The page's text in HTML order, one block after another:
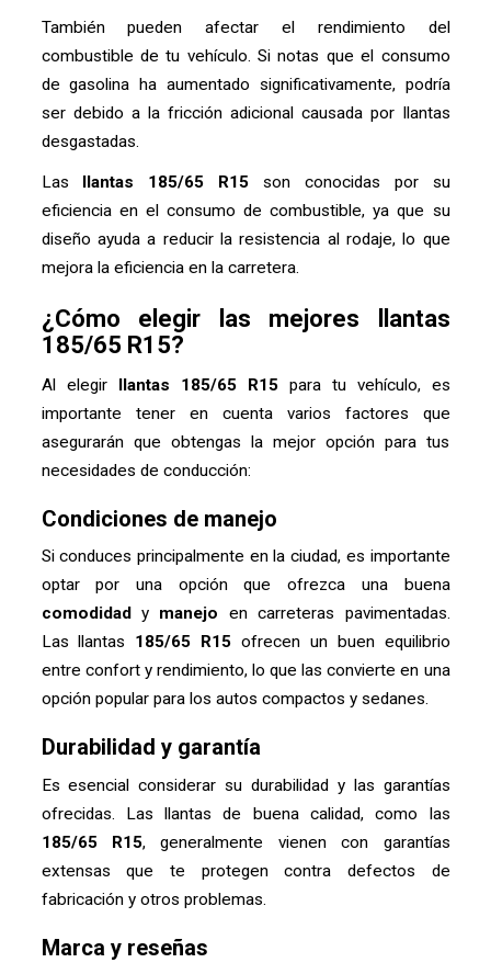
También pueden afectar el rendimiento del
combustible de tu vehículo. Si notas que el consumo
de gasolina ha aumentado significativamente, podría
ser debido a la fricción adicional causada por llantas
desgastadas.
Las llantas 185/65 R15 son conocidas por su
eficiencia en el consumo de combustible, ya que su
diseño ayuda a reducir la resistencia al rodaje, lo que
mejora la eficiencia en la carretera.
¿Cómo elegir las mejores llantas
185/65 R15?
Al elegir llantas 185/65 R15para tu vehículo, es
importante tener en cuenta varios factores que
asegurarán que obtengas la mejor opción para tus
necesidades de conducción:
Condiciones de manejo
Si conduces principalmente en la ciudad, es importante
optar por una opción que ofrezca una buena
comodidady manejo en carreteras pavimentadas.
Las llantas 185/65 R15 ofrecen un buen equilibrio
entre confort y rendimiento, lo que las convierte en una
opción popular para los autos compactos y sedanes.
Durabilidad y garantía
Es esencial considerar su durabilidad y las garantías
ofrecidas. Las llantas de buena calidad, como las
185/65 R15, generalmente vienen con garantías
extensas que te protegen contra defectos de
fabricación y otros problemas.
Marca y reseñas